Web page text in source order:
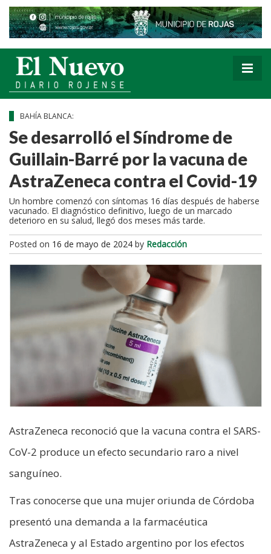
BAHÍA BLANCA:
Se desarrolló el Síndrome de
Guillain-Barré por la vacuna de
AstraZeneca contra el Covid-19
Un hombre comenzó con síntomas 16 días después de haberse
vacunado. El diagnóstico definitivo, luego de un marcado
deterioro en su salud, llegó dos meses más tarde.
Posted on 16 de mayo de 2024 by Redacción
AstraZeneca reconoció que la vacuna contra el SARS-
CoV-2 produce un efecto secundario raro a nivel
sanguíneo.
Tras conocerse que una mujer oriunda de Córdoba
presentó una demanda a la farmacéutica
AstraZeneca y al Estado argentino por los efectos